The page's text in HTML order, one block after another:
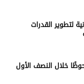
لتطوير القدرات
خلال النصف الأول